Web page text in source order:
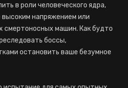
в роли человеческого ядра,
напряжением или
смертоносных машин. Как будто
боссы,
остановить ваше безумное